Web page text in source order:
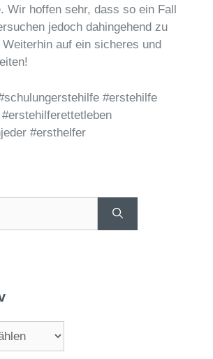
Wir hoffen sehr, dass so ein Fall
jedoch dahingehend zu
auf ein sicheres und
#erstehilfe
#ersthelfer